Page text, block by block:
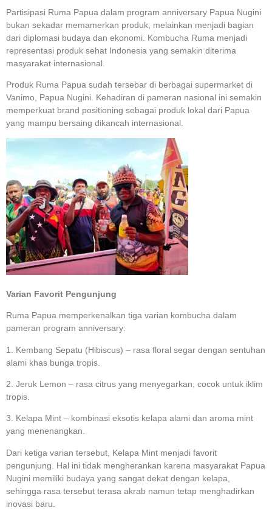
Partisipasi Ruma Papua dalam program anniversary Papua Nugini
bukan sekadar memamerkan produk, melainkan menjadi bagian
dari diplomasi budaya dan ekonomi. Kombucha Ruma menjadi
representasi produk sehat Indonesia yang semakin diterima
masyarakat internasional.
Produk Ruma Papua sudah tersebar di berbagai supermarket di
Vanimo, Papua Nugini. Kehadiran di pameran nasional ini semakin
memperkuat brand positioning sebagai produk lokal dari Papua
yang mampu bersaing dikancah internasional.
Varian Favorit Pengunjung
Ruma Papua memperkenalkan tiga varian kombucha dalam
pameran program anniversary:
1. Kembang Sepatu (Hibiscus) – rasa floral segar dengan sentuhan
alami khas bunga tropis.
2. Jeruk Lemon – rasa citrus yang menyegarkan, cocok untuk iklim
tropis.
3. Kelapa Mint – kombinasi eksotis kelapa alami dan aroma mint
yang menenangkan.
Dari ketiga varian tersebut, Kelapa Mint menjadi favorit
pengunjung. Hal ini tidak mengherankan karena masyarakat Papua
Nugini memiliki budaya yang sangat dekat dengan kelapa,
sehingga rasa tersebut terasa akrab namun tetap menghadirkan
inovasi baru.